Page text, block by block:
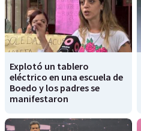
Explotó un tablero
eléctrico en una escuela de
Boedo y los padres se
manifestaron